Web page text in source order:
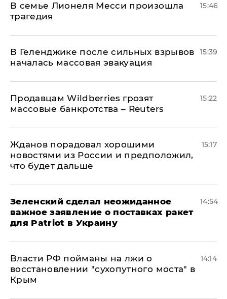
В семье Лионеля Месси произошла
трагедия
15:46
В Геленджике после сильных взрывов
началась массовая эвакуация
15:39
Продавцам Wildberries грозят
массовые банкротства – Reuters
15:22
Жданов порадовал хорошими
новостями из России и предположил,
что будет дальше
15:17
Зеленский сделал неожиданное
важное заявление о поставках ракет
для Patriot в Украину
14:54
Власти РФ пойманы на лжи о
восстановлении "сухопутного моста" в
Крым
14:14